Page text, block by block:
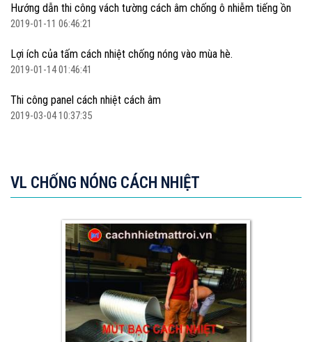
Hướng dẫn thi công vách tường cách âm chống ô nhiễm tiếng ồn
2019-01-11 06:46:21
Lợi ích của tấm cách nhiệt chống nóng vào mùa hè.
2019-01-14 01:46:41
Thi công panel cách nhiệt cách âm
2019-03-04 10:37:35
VL CHỐNG NÓNG CÁCH NHIỆT